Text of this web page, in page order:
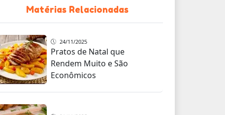
Matérias Relacionadas
24/11/2025
Pratos de Natal que
Rendem Muito e São
Econômicos